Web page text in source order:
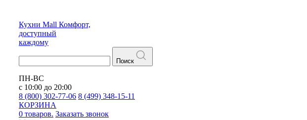
Кухни Mall Комфорт,
доступный
каждому
Поиск
ПН-ВС
с 10:00 до 20:00
8 (800) 302-77-06 8 (499) 348-15-11
КОРЗИНА
0 товаров. Заказать звонок